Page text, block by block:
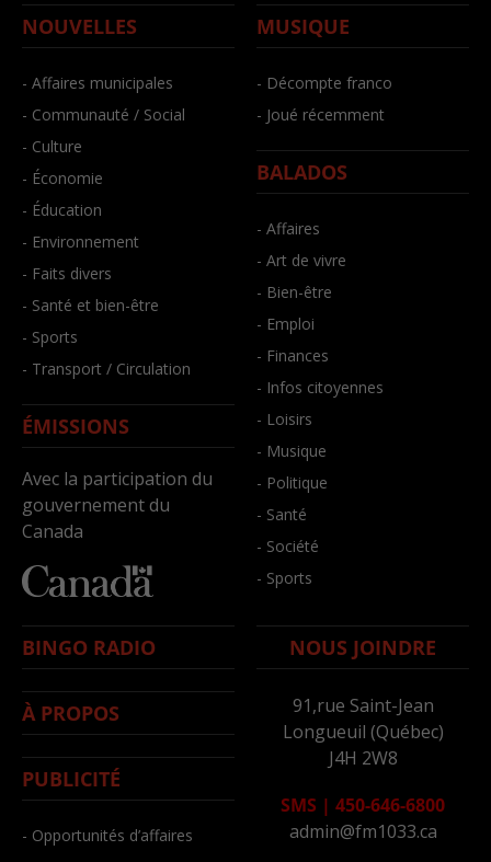
NOUVELLES
- Affaires municipales
- Communauté / Social
- Culture
- Économie
- Éducation
- Environnement
- Faits divers
- Santé et bien-être
- Sports
- Transport / Circulation
ÉMISSIONS
Avec la participation du
gouvernement du
Canada
MUSIQUE
- Décompte franco
- Joué récemment
BALADOS
- Affaires
- Art de vivre
- Bien-être
- Emploi
- Finances
- Infos citoyennes
- Loisirs
- Musique
- Politique
- Santé
- Société
- Sports
BINGO RADIO
À PROPOS
PUBLICITÉ
- Opportunités d’affaires
NOUS JOINDRE
91,rue Saint-Jean
Longueuil (Québec)
J4H 2W8
SMS | 450-646-6800
admin@fm1033.ca